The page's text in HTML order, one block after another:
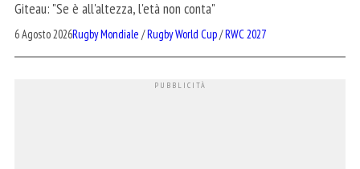
Giteau: "Se è all'altezza, l'età non conta"
6 Agosto 2026Rugby Mondiale /Rugby World Cup/RWC 2027